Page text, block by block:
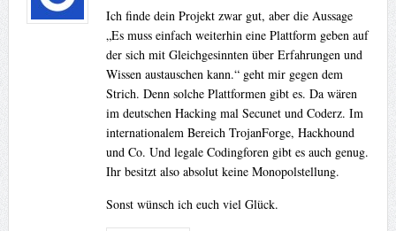
Ich finde dein Projekt zwar gut, aber die Aussage
„Es muss einfach weiterhin eine Plattform geben auf
der sich mit Gleichgesinnten über Erfahrungen und
Wissen austauschen kann.“ geht mir gegen dem
Strich. Denn solche Plattformen gibt es. Da wären
im deutschen Hacking mal Secunet und Coderz. Im
internationalem Bereich TrojanForge, Hackhound
und Co. Und legale Codingforen gibt es auch genug.
Ihr besitzt also absolut keine Monopolstellung.
Sonst wünsch ich euch viel Glück.